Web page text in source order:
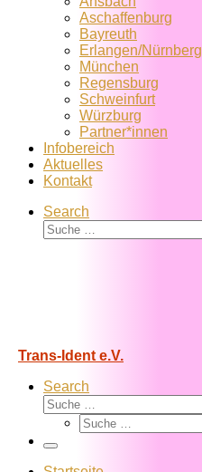
Aschaffenburg
Bayreuth
Erlangen/Nürnberg
München
Regensburg
Schweinfurt
Würzburg
Partner*innen
Infobereich
Aktuelles
Kontakt
Search
Suche
Trans-Ident e.V.
Search
Suche
Suche
Menü